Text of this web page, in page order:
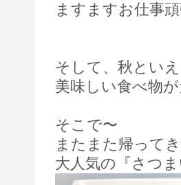
ますますお仕事
そして、秋とい
美味しい食べ物
そこで〜
またまた帰って
大人気の『さつ